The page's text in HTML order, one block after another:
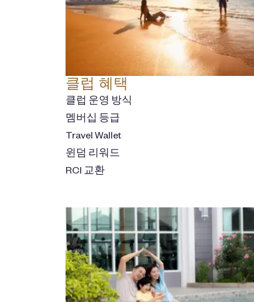
클럽 혜택
클럽 운영 방식
멤버십 등급
Travel Wallet
윈덤 리워드
RCI 교환